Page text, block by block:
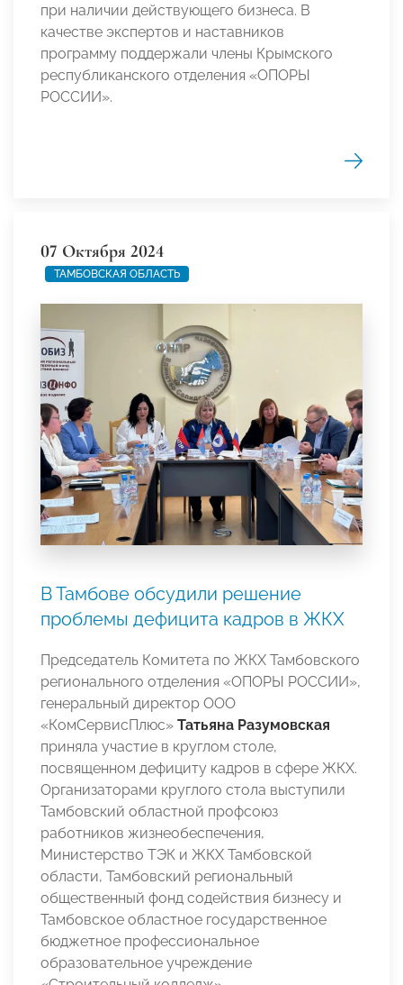
при наличии действующего бизнеса. В
качестве экспертов и наставников
программу поддержали члены Крымского
республиканского отделения «ОПОРЫ
РОССИИ».
07 Октября 2024
ТАМБОВСКАЯ ОБЛАСТЬ
В Тамбове обсудили решение
проблемы дефицита кадров в ЖКХ
Председатель Комитета по ЖКХ Тамбовского
регионального отделения «ОПОРЫ РОССИИ»,
генеральный директор ООО
«КомСервисПлюс» Татьяна Разумовская
приняла участие в круглом столе,
посвященном дефициту кадров в сфере ЖКХ.
Организаторами круглого стола выступили
Тамбовский областной профсоюз
работников жизнеобеспечения,
Министерство ТЭК и ЖКХ Тамбовской
области, Тамбовский региональный
общественный фонд содействия бизнесу и
Тамбовское областное государственное
бюджетное профессиональное
образовательное учреждение